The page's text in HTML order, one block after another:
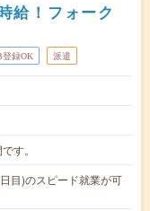
給！フォーク
登録OK 派遣
す。
目)のスピード就業が可